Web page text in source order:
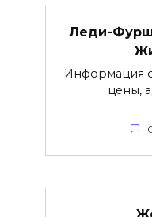
Леди-
Информация
цены,